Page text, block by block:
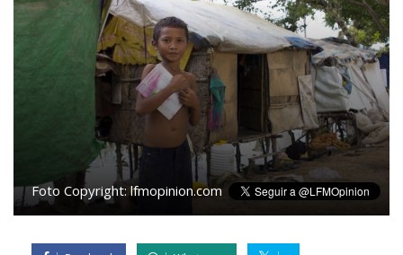
Foto Copyright:lfmopinion.com